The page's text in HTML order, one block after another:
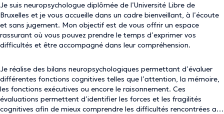
Je suis neuropsychologue diplômée de l’Université Libre de
Bruxelles et je vous accueille dans un cadre bienveillant, à l’écoute
et sans jugement. Mon objectif est de vous offrir un espace
rassurant où vous pouvez prendre le temps d’exprimer vos
difficultés et être accompagné dans leur compréhension.
Je réalise des bilans neuropsychologiques permettant d’évaluer
différentes fonctions cognitives telles que l’attention, la mémoire,
les fonctions exécutives ou encore le raisonnement. Ces
évaluations permettent d’identifier les forces et les fragilités
cognitives afin de mieux comprendre les difficultés rencontrées au